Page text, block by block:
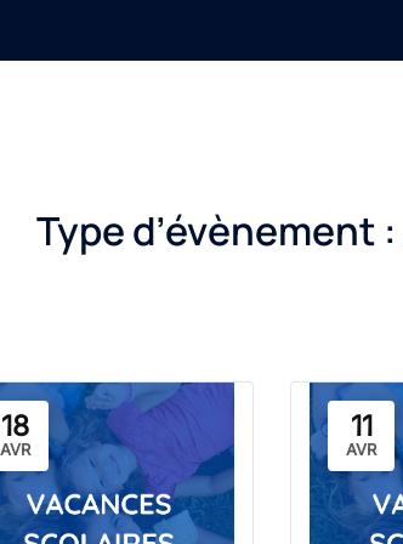
Type d’évènement :
18
AVR
11
AVR